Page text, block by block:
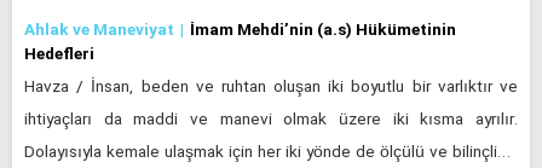
Ahlak ve Maneviyat
İmam Mehdi’nin (a.s) Hükümetinin
Hedefleri
Havza / İnsan, beden ve ruhtan oluşan iki boyutlu bir varlıktır ve
ihtiyaçları da maddi ve manevi olmak üzere iki kısma ayrılır.
Dolayısıyla kemale ulaşmak için her iki yönde de ölçülü ve bilinçli…